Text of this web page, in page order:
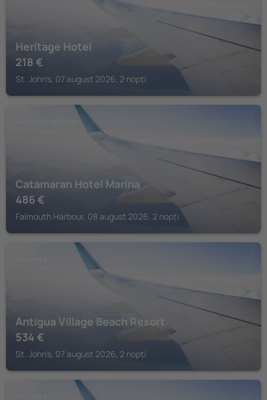
Heritage Hotel
218 €
St. John's, 07 august 2026, 2 nopți
Catamaran Hotel Marina
486 €
Falmouth Harbour, 08 august 2026, 2 nopți
Antigua Village Beach Resort
534 €
St. John's, 07 august 2026, 2 nopți